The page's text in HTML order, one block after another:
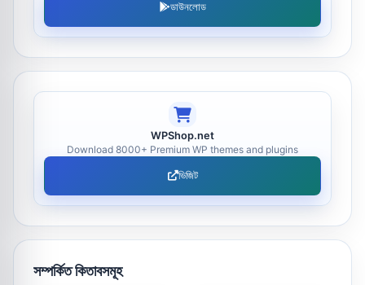
ডাউনলোড
WPShop.net
Download 8000+ Premium WP themes and plugins
ভিজিট
সম্পর্কিত কিতাবসমূহ